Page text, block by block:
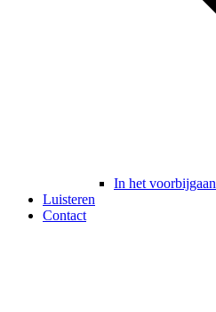
In het voorbijgaan
Luisteren
Contact